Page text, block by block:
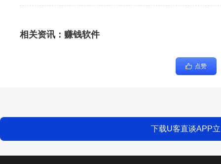
相关资讯： 赚钱软件
点赞
下载U客直谈APP